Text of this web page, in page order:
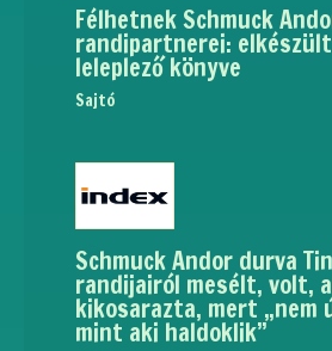
Félhetnek Schmuck
randipartnerei:
leleplező könyve
Sajtó
Schmuck Andor durva
randijairól mesélt, volt,
kikosarazta, mert „nem
mint aki haldoklik”